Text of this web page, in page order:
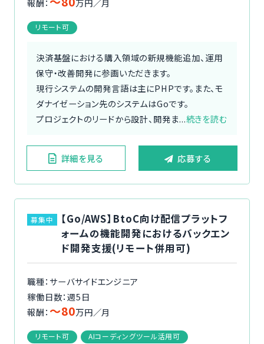
報酬：
万円／月
リモート可
決済基盤における購入領域の新規機能追加、運用
保守・改善開発に参画いただきます。
現行システムの開発言語は主にPHPです。また、モ
ダナイゼーション先のシステムはGoです。
プロジェクトのリードから設計、開発ま...続きを読む
詳細を見る 応募する
募集中
【Go/AWS】BtoC向け配信プラットフ
ォームの機能開発におけるバックエン
ド開発支援(リモート併用可)
職種：サーバサイドエンジニア
稼働日数：週5日
報酬： 〜80万円／月
リモート可 AIコーディングツール活用可